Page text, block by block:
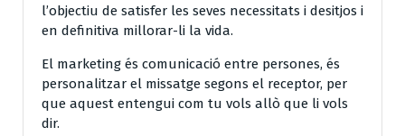
l’objectiu de satisfer les seves necessitats i desitjos i
en definitiva millorar-li la vida.
El marketing és comunicació entre persones, és
personalitzar el missatge segons el receptor, per
que aquest entengui com tu vols allò que li vols
dir.